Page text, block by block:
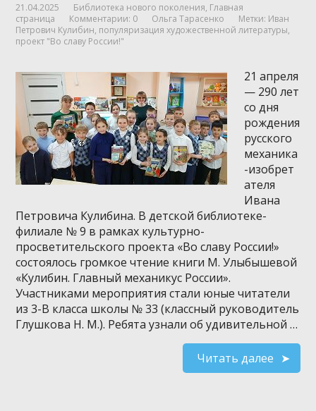
21.04.2025 Библиотека нового поколения, Главная
страница
Комментарии: 0 Ольга Тарасенко Метки: Иван
Петрович Кулибин, популяризация художественной литературы,
проект "Во славу России!"
21 апреля
— 290 лет
со дня
рождения
русского
механика
-изобрет
ателя
Ивана
Петровича Кулибина. В детской библиотеке-
филиале № 9 в рамках культурно-
просветительского проекта «Во славу России!»
состоялось громкое чтение книги М. Улыбышевой
«Кулибин. Главный механикус России».
Участниками мероприятия стали юные читатели
из 3-В класса школы № 33 (классный руководитель
Глушкова Н. М.). Ребята узнали об удивительной …
Читать далее